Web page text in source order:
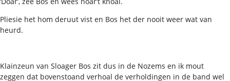
Pliesie het hom deruut vist en Bos het der nooit weer wat van
heurd.
Klainzeun van Sloager Bos zit dus in de Nozems en ik mout
zeggen dat bovenstoand verhoal de verholdingen in de band wel